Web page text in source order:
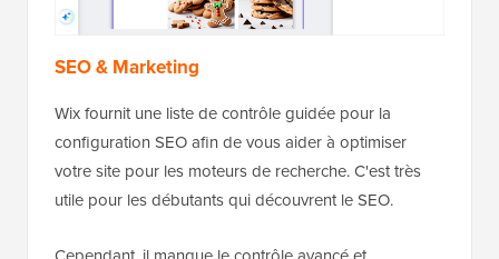
SEO & Marketing
Wix fournit une liste de contrôle guidée pour la
configuration SEO afin de vous aider à optimiser
votre site pour les moteurs de recherche. C'est très
utile pour les débutants qui découvrent le SEO.